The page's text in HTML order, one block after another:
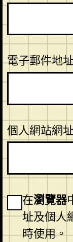
電子郵件地
個人網站網
在瀏覽器
址及個人
時使用。